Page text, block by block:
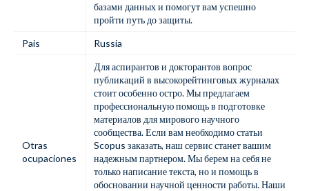
базами данных и помогут вам успешно
пройти путь до защиты.
Pais
Russia
Otras
ocupaciones
Для аспирантов и докторантов вопрос
публикаций в высокорейтинговых журналах
стоит особенно остро. Мы предлагаем
профессиональную помощь в подготовке
материалов для мирового научного
сообщества. Если вам необходимостатьи
Scopus заказать, наш сервис станет вашим
надежным партнером. Мы берем на себя не
только написание текста, но и помощь в
обосновании научной ценности работы. Наши